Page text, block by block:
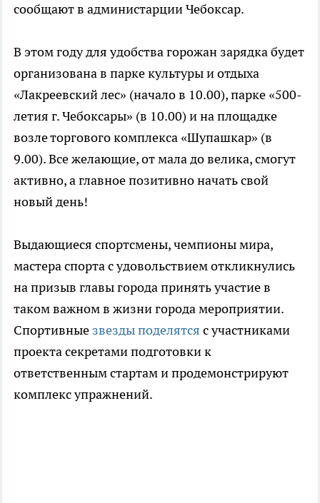
сообщают в администарции Чебоксар.
В этом году для удобства горожан зарядка будет
организована в парке культуры и отдыха
«Лакреевский лес» (начало в 10.00), парке «500-
летия г. Чебоксары» (в 10.00) и на площадке
возле торгового комплекса «Шупашкар» (в
9.00). Все желающие, от мала до велика, смогут
активно, а главное позитивно начать свой
новый день!
Выдающиеся спортсмены, чемпионы мира,
мастера спорта с удовольствием откликнулись
на призыв главы города принять участие в
таком важном в жизни города мероприятии.
Спортивные звезды поделятся с участниками
проекта секретами подготовки к
ответственным стартам и продемонстрируют
комплекс упражнений.